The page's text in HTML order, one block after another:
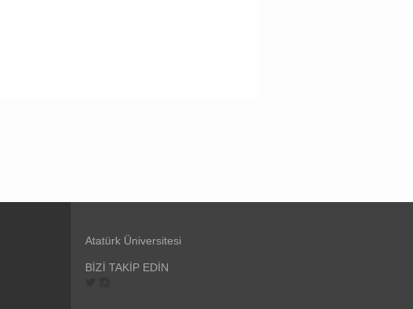
Atatürk Üniversitesi
BİZİ TAKİP EDİN